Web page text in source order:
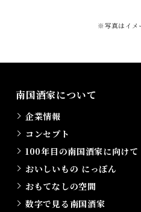
※写真はイメ
南国酒家について
企業情報
コンセプト
100年目の南国酒家に向けて
おいしいもの にっぽん
おもてなしの空間
数字で見る南国酒家